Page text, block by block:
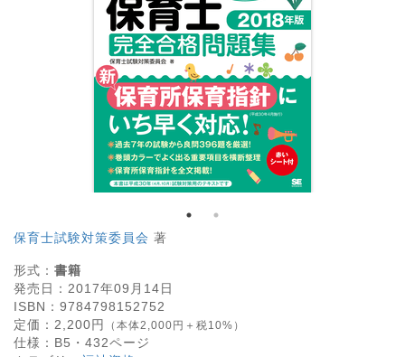
保育士試験対策委員会 著
形式： 書籍
発売日： 2017年09月14日
ISBN： 9784798152752
定価： 2,200円 （本体2,000円＋税10%）
仕様： B5・ 432ページ